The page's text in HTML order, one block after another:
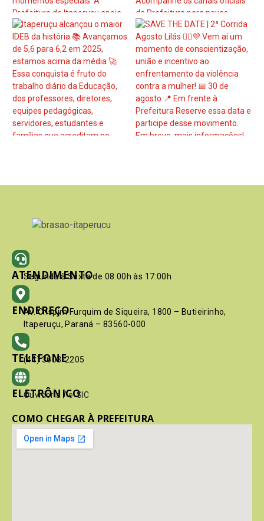
ATENDIMENTO
Segunda à Sexta de 08:00h às 17:00h
ENDEREÇO
Av. Crispim Furquim de Siqueira, 1800 – Butieirinho,
Itaperuçu, Paraná – 83560-000
TELEFONE
(41) 3603-2205
ELETRÔNICO
Ouvidoria / e-SIC
COMO CHEGAR À PREFEITURA